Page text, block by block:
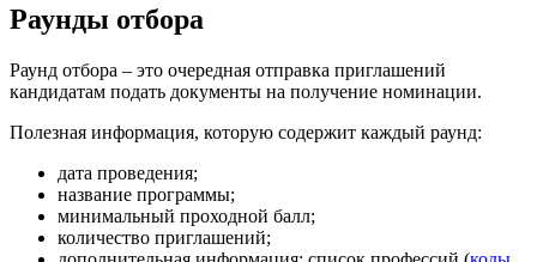
Раунды отбора
Раунд отбора – это очередная отправка приглашений
кандидатам подать документы на получение номинации.
Полезная информация, которую содержит каждый раунд:
дата проведения;
название программы;
минимальный проходной балл;
количество приглашений;